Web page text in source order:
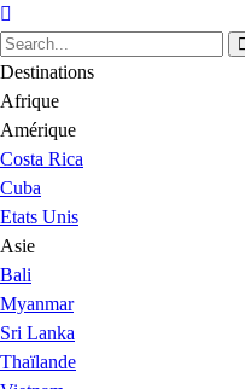
Destinations
Afrique
Amérique
Costa Rica
Cuba
Etats Unis
Asie
Bali
Myanmar
Sri Lanka
Thaïlande